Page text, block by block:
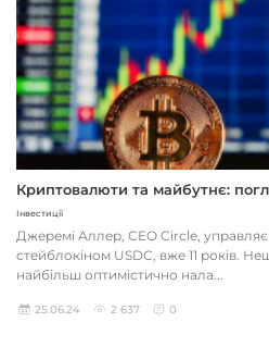
Криптовалюти та майбутнє:
Інвестиції
Джеремі Аллер, CEO Circle,
стейблокіном USDC, вже 11 років.
найбільш оптимістично нала...
25.06.24 2 637 0